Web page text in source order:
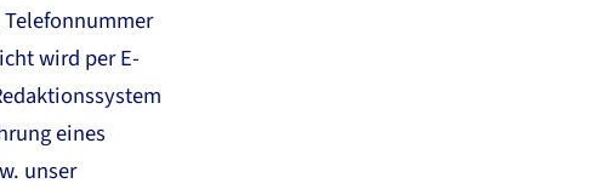
Telefonnummer
wird per E-
eines
unser